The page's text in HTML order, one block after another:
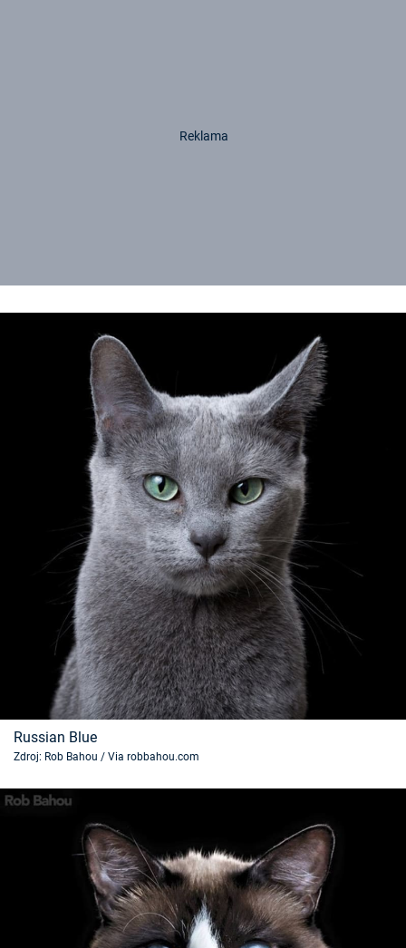
Russian Blue
Zdroj: Rob Bahou / Via robbahou.com